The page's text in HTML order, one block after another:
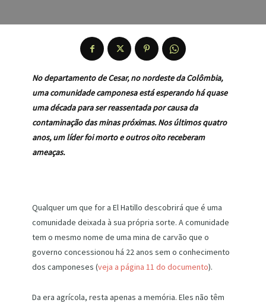
No departamento de Cesar, no nordeste da Colômbia,
uma comunidade camponesa está esperando há quase
uma década para ser reassentada por causa da
contaminação das minas próximas. Nos últimos quatro
anos, um líder foi morto e outros oito receberam
ameaças.
Qualquer um que for a El Hatillo descobrirá que é uma
comunidade deixada à sua própria sorte. A comunidade
tem o mesmo nome de uma mina de carvão que o
governo concessionou há 22 anos sem o conhecimento
dos camponeses (veja a página 11 do documento).
Da era agrícola, resta apenas a memória. Eles não têm